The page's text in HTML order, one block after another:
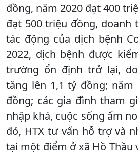
đồng, năm 2020 đạt 400
đạt 500 triệu đồng, doanh
tác động của dịch bệnh
2022, dịch bệnh được
trường ổn định trở lại,
tăng lên 1,1 tỷ đồng; năm
đồng; các gia đình tham
nhập khá, cuộc sống ấm
đó, HTX tư vấn hỗ trợ và
tại một điểm ở xã Hồ Thầu